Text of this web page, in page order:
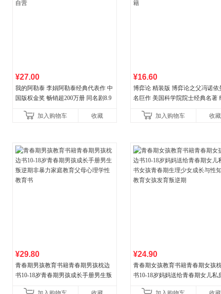
¥27.00
我的阿勒泰 李娟阿勒泰经典代表作 中
国版权金奖 畅销超200万册 同名剧8.9
加入购物车
收藏
¥16.60
博弈论 精装版 博弈论之父冯诺依
名巨作 美国科学院院士经典名著
加入购物车
收藏
¥29.80
青春期男孩教育书籍青春期男孩枕边
书10-18岁青春期男孩成长手册男生叛
¥24.90
青春期女孩教育书籍青春期女孩
书10-18岁妈妈送给青春期女儿私